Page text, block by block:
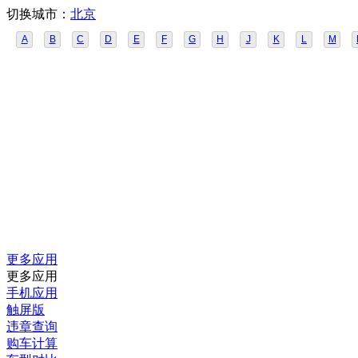
切换城市： 北京
A B C D E F G H J K L M
更多应用
更多应用
手机应用
触屏版
违章查询
购车计算